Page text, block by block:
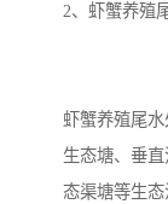
2、虾蟹养殖
虾蟹养殖尾水
生态塘、垂
态渠塘等生